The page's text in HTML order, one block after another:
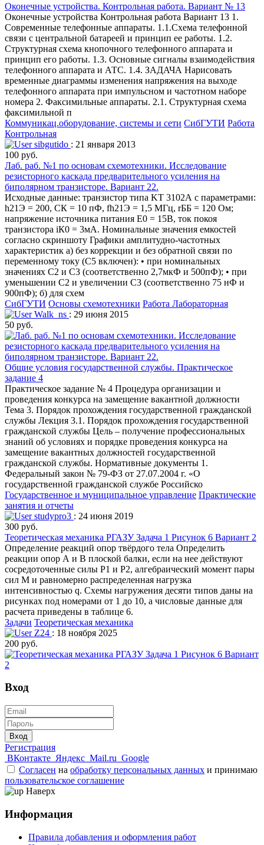
Оконечные устройства. Контрольная работа. Вариант № 13
Оконечные устройства Контрольная работа Вариант 13 1.
Современные телефонные аппараты. 1.1.Схема телефонной
связи с центральной батареей и принцип ее работы. 1.2.
Структурная схема кнопочного телефонного аппарата и
принцип его работы. 1.3. Основные сигналы взаимодействия
телефонного аппарата и АТС. 1.4. ЗАДАЧА Нарисовать
временные диаграммы изменения напряжения на выходе
телефонного аппарата при импульсном и частотном наборе
номера 2. Факсимильные аппараты. 2.1. Структурная схема
факсимильной п
Коммуникац.оборудование, системы и сети СибГУТИ Работа
Контрольная
sibgutido : 21 января 2013
100 руб.
Лаб. раб. №1 по основам схемотехники. Исследование
резисторного каскада предварительного усиления на
биполярном транзисторе. Вариант 22.
Исходные данные: транзистор типа KT 3102А с параметрами:
h21Э = 200, СК = 10 пФ, fh21Э = 1,5 МГц, rББ = 120 Ом;
напряжение источника питания E0 = 15В, ток покоя
транзистора iК0 = 3мА. Номинальные значения емкостей
согласно скриншоту Графики амплитудно-частотных
характеристик а) без коррекции и без обратной связи по
переменному току (С5 включен): • при номинальных
значениях С2 и С3 (соответственно 2,7мкФ и 500пФ); • при
уменьшении С2 и увеличении С3 (соответственно 75 нФ и
900пФ); б) для схем
СибГУТИ Основы схемотехники Работа Лабораторная
Walk_ns : 29 июня 2015
50 руб.
Общие условия государственной службы. Практическое
задание 4
Практическое задание № 4 Процедура организации и
проведения конкурса на замещение вакантной должности
Тема 3. Порядок прохождения государственной гражданской
службы Лекция 3.1. Порядок прохождения государственной
гражданской службы Цель – получение профессиональных
знаний об условиях и порядке проведения конкурса на
замещение вакантных должностей государственной
гражданской службы. Нормативные документы 1.
Федеральный закон № 79-ФЗ от 27.07.2004 г. «О
государственной гражданской службе Российско
Государственное и муниципальное управление Практические
занятия и отчеты
studypro3 : 24 июня 2019
300 руб.
Теоретическая механика РГАЗУ Задача 1 Рисунок 6 Вариант 2
Определение реакций опор твёрдого тела Определить
реакции опор А и В плоской балки, если на нее действуют
сосредоточенные силы Р1 и Р2, алгебраический момент пары
сил М и равномерно распределенная нагрузка
интенсивностью q. Схемы нагружения десяти типов даны на
рисунках под номерами от 1 до 10, а числовые данные для
расчета приведены в таблице 6.
Задачи Теоретическая механика
Z24 : 18 ноября 2025
200 руб.
Вход
Вход
Регистрация
ВКонтакте Яндекс Mail.ru Google
Согласен на обработку персональных данных и принимаю
пользовательское соглашение
Наверх
Информация
Правила добавления и оформления работ